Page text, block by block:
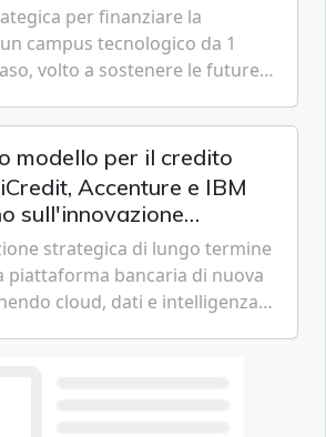
per finanziare la
campus tecnologico da 1
volto a sostenere le future
di Mark Zuckerberg.
modello per il credito
Accenture e IBM
sull'innovazione
strategica di lungo termine
piattaforma bancaria di nuova
cloud, dati e intelligenza